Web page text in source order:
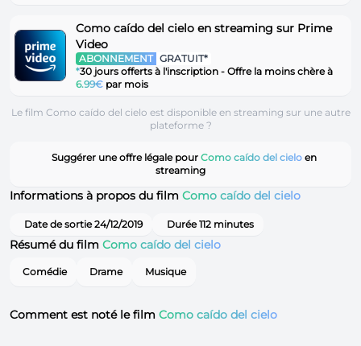
Como caído del cielo en streaming sur Prime
Video
ABONNEMENT GRATUIT*
*30 jours offerts à l'inscription - Offre la moins chère à
6.99€ par mois
Le film Como caído del cielo est disponible en streaming sur une autre
plateforme ?
Suggérer une offre légale pour Como caído del cieloen
streaming
Informations à propos du film Como caído del cielo
Date de sortie 24/12/2019 Durée 112 minutes
Résumé du film Como caído del cielo
Comédie Drame Musique
Comment est noté le film Como caído del cielo